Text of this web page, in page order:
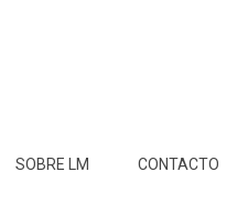
SOBRE LM CONTACTO